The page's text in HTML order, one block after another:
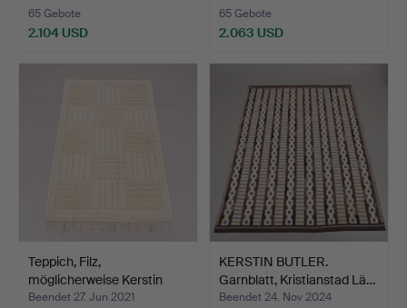
65 Gebote
2.104 USD
65 Gebote
2.063 USD
Teppich, Filz,
möglicherweise Kerstin
Butl…
Beendet 27. Jun 2021
KERSTIN BUTLER.
Garnblatt, Kristianstad Lä…
Beendet 24. Nov 2024